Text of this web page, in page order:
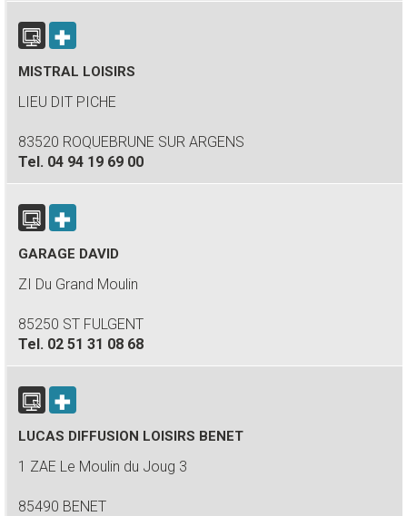
MISTRAL LOISIRS
LIEU DIT PICHE
83520 ROQUEBRUNE SUR ARGENS
Tel. 04 94 19 69 00
GARAGE DAVID
ZI Du Grand Moulin
85250 ST FULGENT
Tel. 02 51 31 08 68
LUCAS DIFFUSION LOISIRS BENET
1 ZAE Le Moulin du Joug 3
85490 BENET